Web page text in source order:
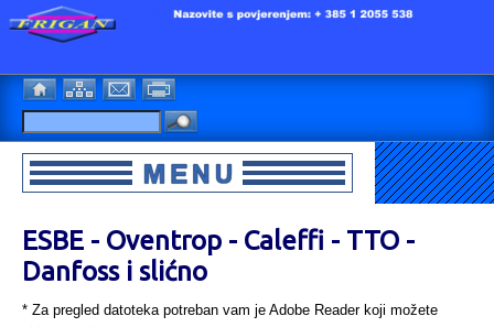
ESBE - Oventrop - Caleffi - TTO -
Danfoss i slićno
* Za pregled datoteka potreban vam je Adobe Reader koji možete